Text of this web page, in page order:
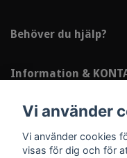
Behöver du hjälp?
Information &
Sociala medier
Vi använder
Vi använder cookies
visas för dig och för